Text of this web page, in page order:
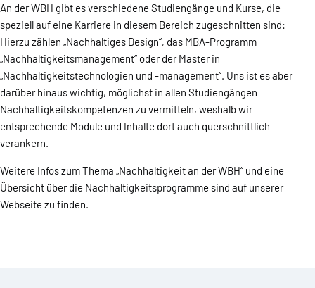
An der WBH gibt es verschiedene Studiengänge und Kurse, die
speziell auf eine Karriere in diesem Bereich zugeschnitten sind:
Hierzu zählen „Nachhaltiges Design“, das MBA-Programm
„Nachhaltigkeitsmanagement“ oder der Master in
„Nachhaltigkeitstechnologien und -management“. Uns ist es aber
darüber hinaus wichtig, möglichst in allen Studiengängen
Nachhaltigkeitskompetenzen zu vermitteln, weshalb wir
entsprechende Module und Inhalte dort auch querschnittlich
verankern.
Weitere Infos zum Thema „Nachhaltigkeit an der WBH“ und eine
Übersicht über die Nachhaltigkeitsprogramme sind auf unserer
Webseite zu finden.